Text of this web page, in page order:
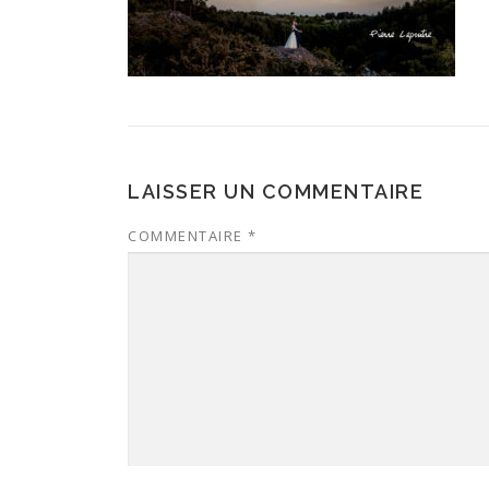
LAISSER UN COMMENTAIRE
COMMENTAIRE *